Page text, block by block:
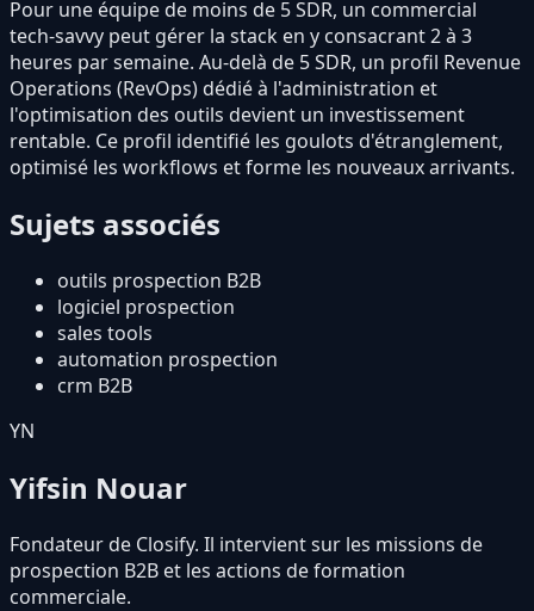
Pour une équipe de moins de 5 SDR, un commercial
tech-savvy peut gérer la stack en y consacrant 2 à 3
heures par semaine. Au-delà de 5 SDR, un profil Revenue
Operations (RevOps) dédié à l'administration et
l'optimisation des outils devient un investissement
rentable. Ce profil identifié les goulots d'étranglement,
optimisé les workflows et forme les nouveaux arrivants.
Sujets associés
outils prospection B2B
logiciel prospection
sales tools
automation prospection
crm B2B
YN
Yifsin Nouar
Fondateur de Closify. Il intervient sur les missions de
prospection B2B et les actions de formation
commerciale.